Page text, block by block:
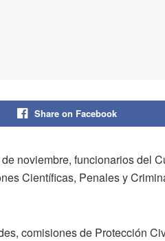
Share on Facebook
noviembre, funcionarios del
Científicas, Penales y
comisiones de Protección